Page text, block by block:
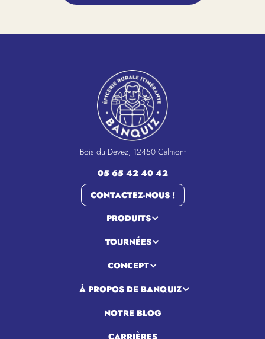
Bois du Devez, 12450 Calmont
05 65 42 40 42
CONTACTEZ-NOUS !
PRODUITS
TOURNÉES
CONCEPT
À PROPOS DE BANQUIZ
NOTRE BLOG
CARRIÈRES